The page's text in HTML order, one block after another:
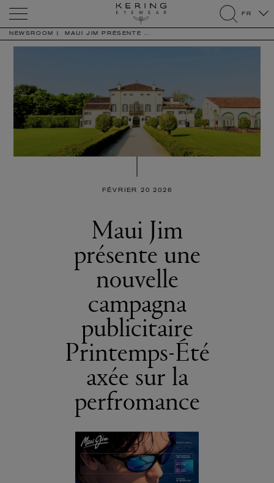
search
FR
NEWSROOM MAUI JIM PRÉSENTE ...
FÉVRIER 20 2026
Maui Jim
présente une
nouvelle
campagna
publicitaire
Printemps-Été
axée sur la
perfromance